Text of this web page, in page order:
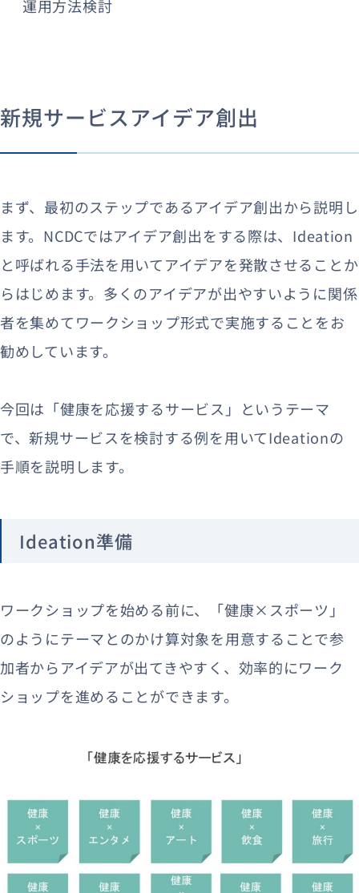
運用方法検討
新規サービスアイデア創出
まず、最初のステップであるアイデア創出から説明し
ます。NCDCではアイデア創出をする際は、Ideation
と呼ばれる手法を用いてアイデアを発散させることか
らはじめます。多くのアイデアが出やすいように関係
者を集めてワークショップ形式で実施することをお
勧めしています。
今回は「健康を応援するサービス」というテーマ
で、新規サービスを検討する例を用いてIdeationの
手順を説明します。
Ideation準備
ワークショップを始める前に、「健康×スポーツ」
のようにテーマとのかけ算対象を用意することで参
加者からアイデアが出てきやすく、効率的にワーク
ショップを進めることができます。